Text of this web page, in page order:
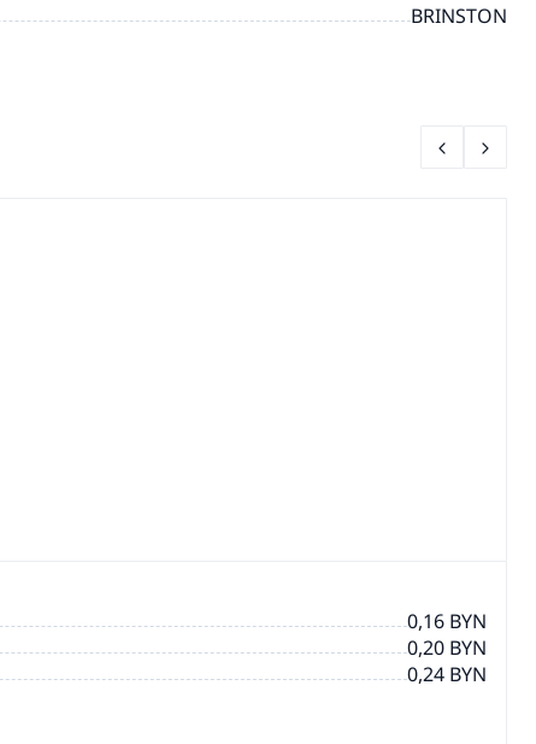
BRINSTON
0,16 BYN
0,20 BYN
0,24 BYN